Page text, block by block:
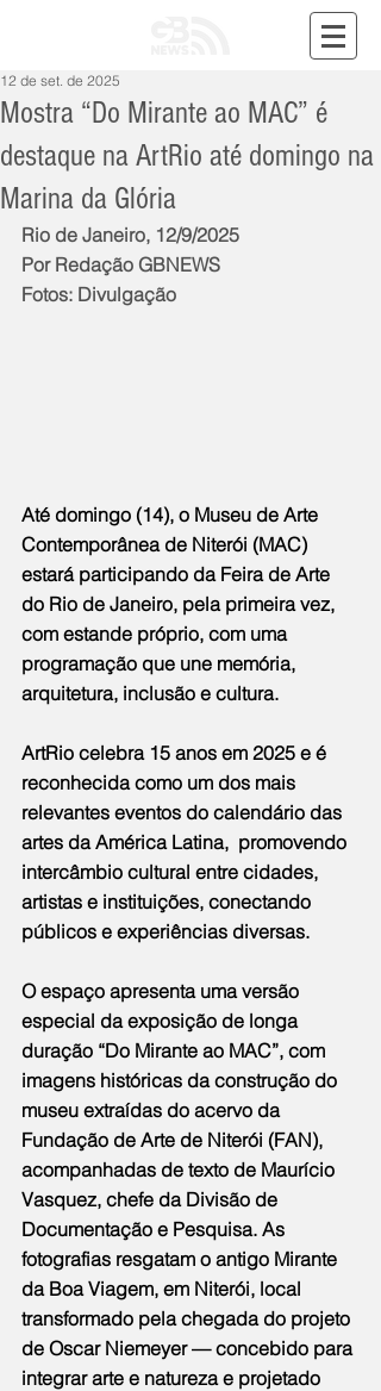
Mostra “Do Mirante ao MAC” é
destaque na ArtRio até domingo na
Marina da Glória
12 de set. de 2025
Rio de Janeiro, 12/9/2025
Por Redação GBNEWS
Fotos: Divulgação
Até domingo (14), o Museu de Arte
Contemporânea de Niterói (MAC)
estará participando da Feira de Arte
do Rio de Janeiro, pela primeira vez,
com estande próprio, com uma
programação que une memória,
arquitetura, inclusão e cultura.
ArtRio celebra 15 anos em 2025 e é
reconhecida como um dos mais
relevantes eventos do calendário das
artes da América Latina,  promovendo
intercâmbio cultural entre cidades,
artistas e instituições, conectando
públicos e experiências diversas.
O espaço apresenta uma versão
especial da exposição de longa
duração “Do Mirante ao MAC”, com
imagens históricas da construção do
museu extraídas do acervo da
Fundação de Arte de Niterói (FAN),
acompanhadas de texto de Maurício
Vasquez, chefe da Divisão de
Documentação e Pesquisa. As
fotografias resgatam o antigo Mirante
da Boa Viagem, em Niterói, local
transformado pela chegada do projeto
de Oscar Niemeyer — concebido para
integrar arte e natureza e projetado